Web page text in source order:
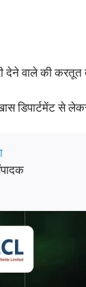
देने वाले की
डिपार्टमेंट से